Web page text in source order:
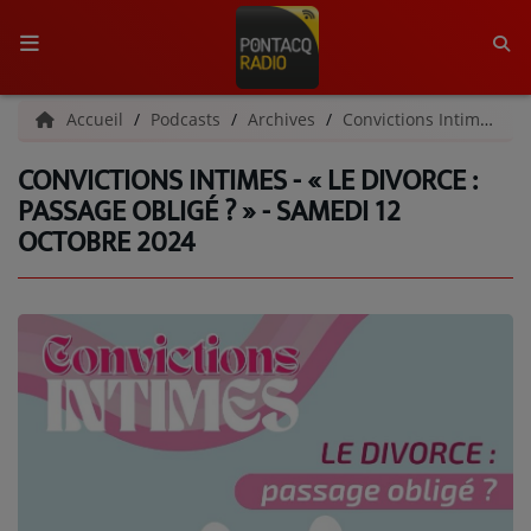
ACCUEIL
RADIO
QUI SOMMES-NOUS ?
L'ÉQUIPE
GRILLE DES PROGRAMMES
C'ÉTAIT QUOI CE TITRE ?
PODCASTS - SAISON 2026/2027
Accueil Podcasts Archives Convictions Intimes | Archives
CONVICTIONS INTIMES - « LE DIVORCE :
PASSAGE OBLIGÉ ? » - SAMEDI 12
OCTOBRE 2024